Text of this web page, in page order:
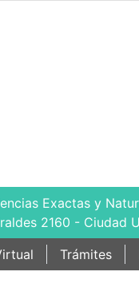
Exactas y
2160 - Ciudad
Trámites